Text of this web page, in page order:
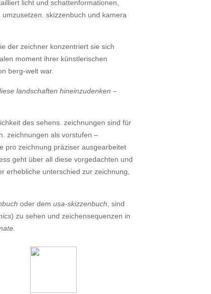
licht und schattenformationen,
skizzenbuch und kamera
der zeichner konzentriert sie sich
moment ihrer künstlerischen
berg-welt war.
landschaften hineinzudenken –
des sehens. zeichnungen sind für
zeichnungen als vorstufen –
pro zeichnung präziser ausgearbeitet
geht über all diese vorgedachten und
erhebliche unterschied zur zeichnung,
oder dem usa-skizzenbuch , sind
) zu sehen und zeichensequenzen in